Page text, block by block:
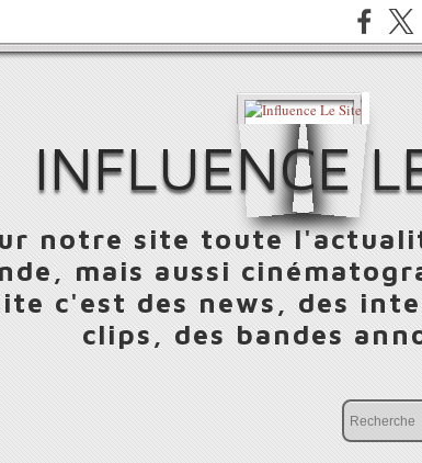
INFLUENCE
notre site toute
mais aussi
c'est des news, des
clips, des bandes